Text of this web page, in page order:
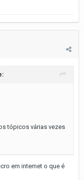
tópicos várias vezes
em internet o que é